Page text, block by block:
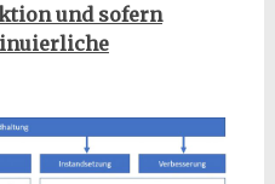
und sofern